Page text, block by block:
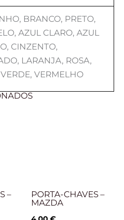
BRANCO, PRETO,
AZUL CLARO, AZUL
CINZENTO,
LARANJA, ROSA,
VERMELHO
–
PORTA-CHAVES –
MAZDA